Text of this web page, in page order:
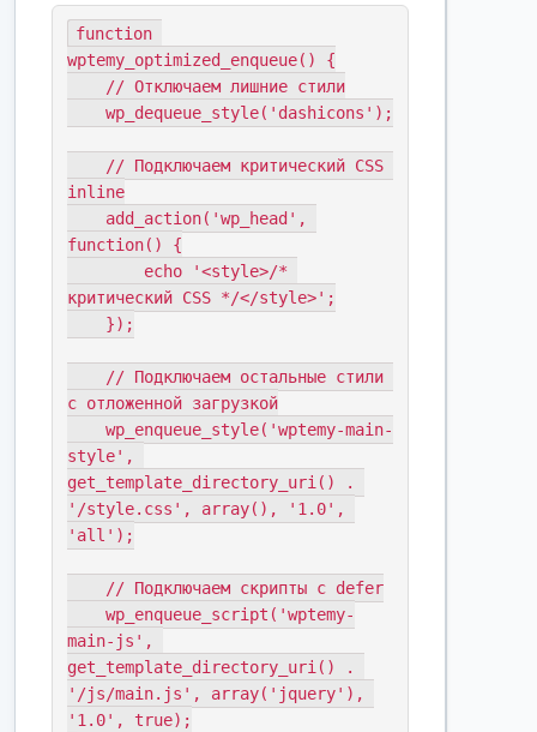
function
wptemy_optimized_enqueue() {
inline
function() {
критический CSS */</style>';
с отложенной загрузкой
style',
get_template_directory_uri() .
'/style.css', array(), '1.0',
'all');
main-js',
get_template_directory_uri() .
'/js/main.js', array('jquery'),
'1.0', true);